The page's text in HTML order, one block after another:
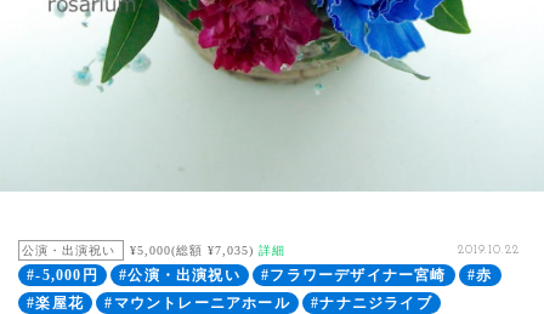
公演・出演祝い ¥5,000(総額 ¥7,035) 詳細 2019.10.22
#-5,000円 #公演・出演祝い #フラワーデザイナー宮崎
#赤
#楽屋花
#マウントレーニアホール
#ナナニジライブ